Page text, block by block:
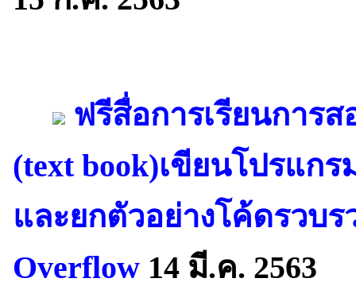
ฟรีสื่อการเรียนการ
(text book)เขียนโปรแก
และยกตัวอย่างโค้ดรวบร
Overflow 14 มี.ค. 2563